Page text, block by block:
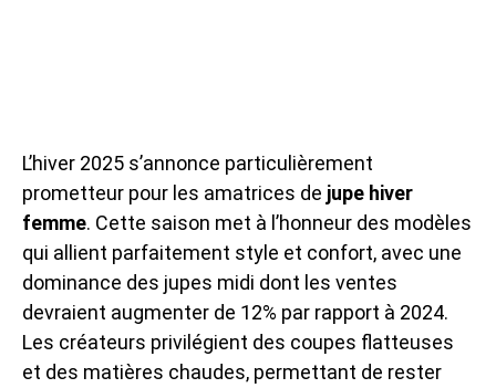
L’hiver 2025 s’annonce particulièrement
prometteur pour les amatrices de jupe hiver
femme. Cette saison met à l’honneur des modèles
qui allient parfaitement style et confort, avec une
dominance des jupes midi dont les ventes
devraient augmenter de 12% par rapport à 2024.
Les créateurs privilégient des coupes flatteuses
et des matières chaudes, permettant de rester